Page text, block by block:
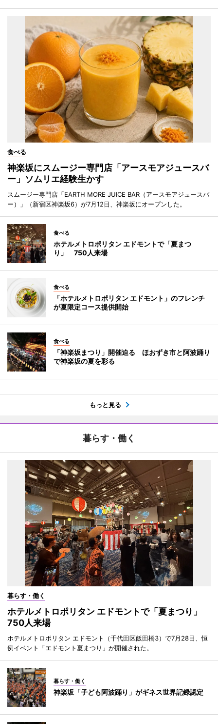
食べる
神楽坂にスムージー専門店「アースモアジュースバ
ー」ソムリエ経験生かす
スムージー専門店「EARTH MORE JUICE BAR（アースモアジュースバ
ー）」（新宿区神楽坂6）が7月12日、神楽坂にオープンした。
食べる
ホテルメトロポリタン エドモントで「夏まつ
り」 750人来場
食べる
「ホテルメトロポリタン エドモント」のフレンチ
が夏限定コース提供開始
食べる
「神楽坂まつり」開催迫る ほおずき市と阿波踊り
で神楽坂の夏を彩る
もっと見る
暮らす・働く
暮らす・働く
ホテルメトロポリタン エドモントで「夏まつり」
750人来場
ホテルメトロポリタン エドモント（千代田区飯田橋3）で7月28日、恒
例イベント「エドモント夏まつり」が開催された。
暮らす・働く
神楽坂「子ども阿波踊り」がギネス世界記録認定